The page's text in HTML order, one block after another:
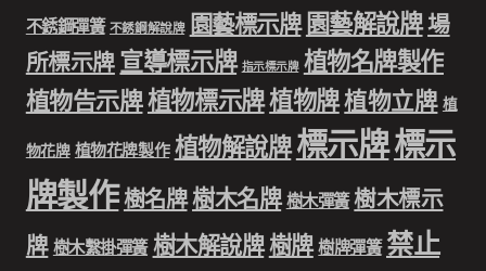
不銹鋼彈簧 不銹鋼解說牌 園藝標示牌 園藝解說牌場
所標示牌 宣導標示牌 指示標示牌 植物名牌製作
植物告示牌植物標示牌植物牌植物立牌 植
物花牌 植物花牌製作 植物解說牌 標示牌標示
牌製作樹名牌樹木名牌 樹木彈簧 樹木標示
牌 樹木繫掛彈簧 樹木解說牌樹牌 樹牌彈簧 禁止